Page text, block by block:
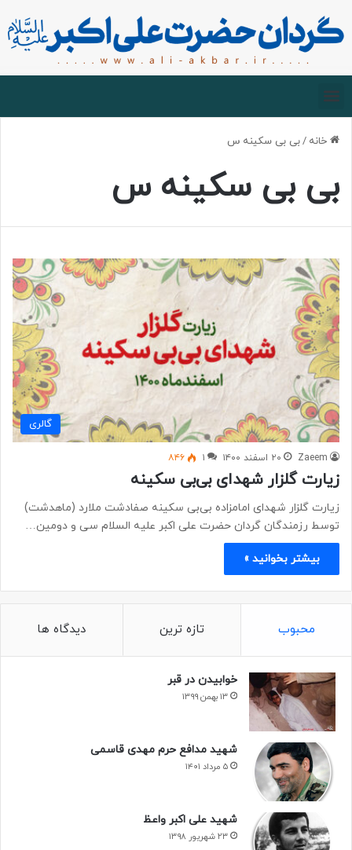
خانه /بی بی سکینه س
بی بی سکینه س
گالری
Zaeem ۲۰ اسفند ۱۴۰۰ ۱ ۸۴۶
زیارت گلزار شهدای بی‌بی سکینه
زیارت گلزار شهدای امامزاده بی‌بی سکینه صفادشت ملارد (ماهدشت)
توسط رزمندگان گردان حضرت علی اکبر علیه السلام سی و دومین…
بیشتر بخوانید »
محبوب تازه ترین دیدگاه ها
خوابیدن در قبر
۱۳ بهمن ۱۳۹۹
شهید مدافع حرم مهدی قاسمی
۵ مرداد ۱۴۰۱
شهید علی اکبر واعظ
۲۳ شهریور ۱۳۹۸